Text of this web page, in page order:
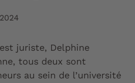
juriste, Delphine
tous deux sont
au sein de l’université